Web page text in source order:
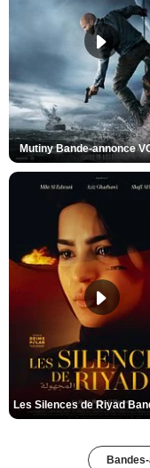
Mutiny Bande-annonce